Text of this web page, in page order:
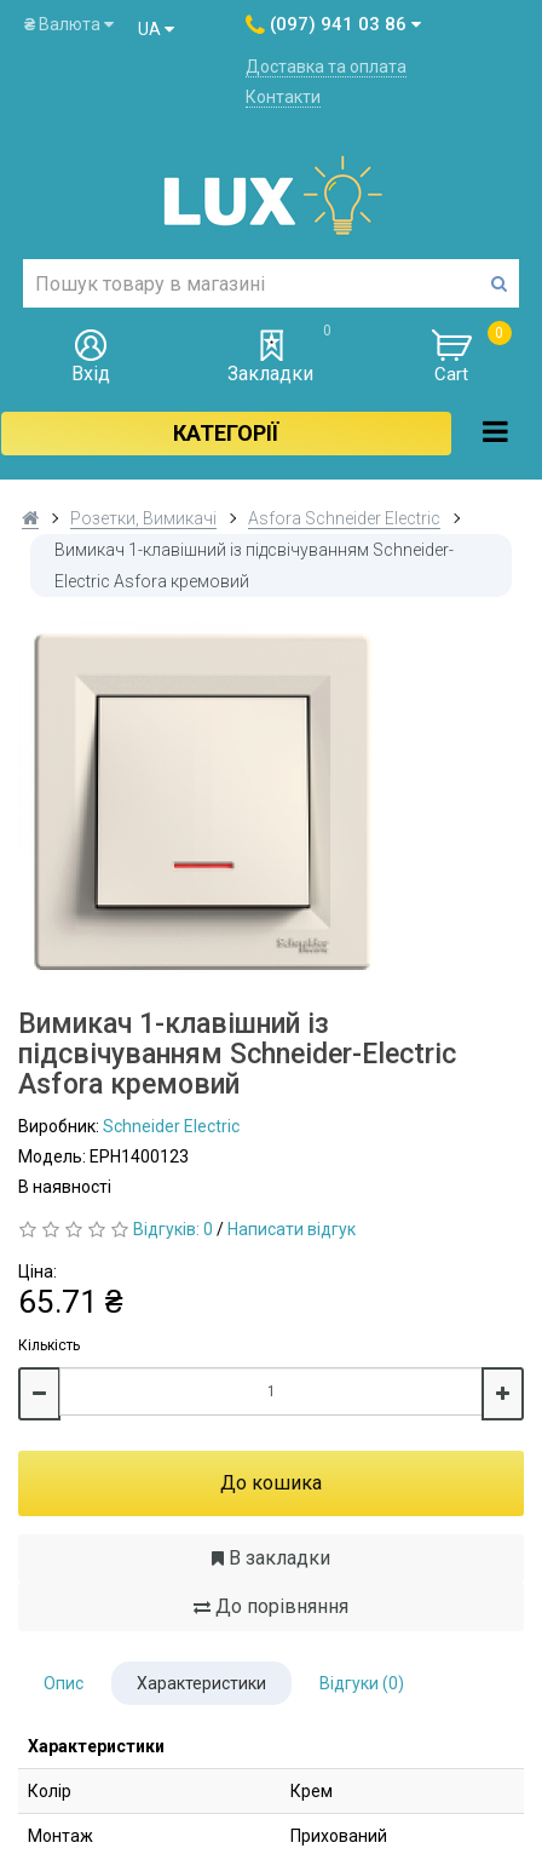
₴ Валюта UA (097) 941 03 86
Доставка та оплата
Контакти
Вхід
0
Закладки
0
Cart
КАТЕГОРІЇ
Розетки, Вимикачі
Asfora Schneider Electric
Вимикач 1-клавішний із підсвічуванням Schneider-
Electric Asfora кремовий
Вимикач 1-клавішний із
підсвічуванням Schneider-Electric
Asfora кремовий
Виробник: Schneider Electric
Модель: EPH1400123
В наявності
Відгуків: 0 / Написати відгук
Ціна:
65.71 ₴
Кількість
До кошика
В закладки
До порівняння
Опис Характеристики Відгуки (0)
Характеристики
Колір Крем
Монтаж Прихований